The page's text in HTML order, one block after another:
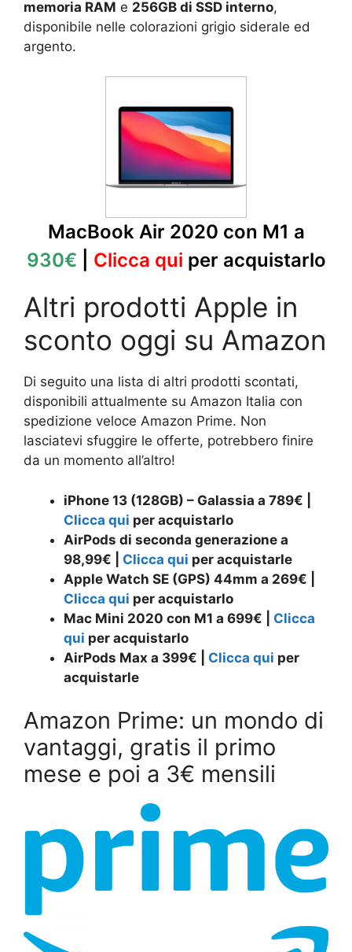
memoria RAM e 256GB di SSD interno,
disponibile nelle colorazioni grigio siderale ed
argento.
MacBook Air 2020 con M1 a
930€
Clicca qui per acquistarlo
Altri prodotti Apple in
sconto oggi su Amazon
Di seguito una lista di altri prodotti scontati,
disponibili attualmente su Amazon Italia con
spedizione veloce Amazon Prime. Non
lasciatevi sfuggire le offerte, potrebbero finire
da un momento all’altro!
iPhone 13 (128GB) – Galassia a 789€ |
Clicca qui per acquistarlo
AirPods di seconda generazione a
98,99€ | Clicca qui per acquistarle
Apple Watch SE (GPS) 44mm a 269€ |
Clicca qui per acquistarlo
Mac Mini 2020 con M1 a 699€ | Clicca
qui per acquistarlo
AirPods Max a 399€ | Clicca qui per
acquistarle
Amazon Prime: un mondo di
vantaggi, gratis il primo
mese e poi a 3€ mensili